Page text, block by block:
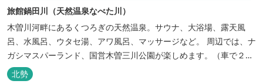
旅館鍋田川（天然温泉なべた川）
木曽川河畔にあるくつろぎの天然温泉。サウナ、大浴場、露天風
呂、水風呂、ウタセ湯、アワ風呂、マッサージなど。 周辺では、ナ
ガシマスパーランド、国営木曽三川公園が楽しめます。（車で２０
分）
北勢